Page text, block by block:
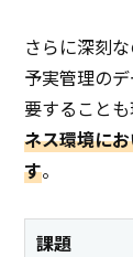
さらに深刻
予実管理の
要すること
ネス環境に
す。
課題